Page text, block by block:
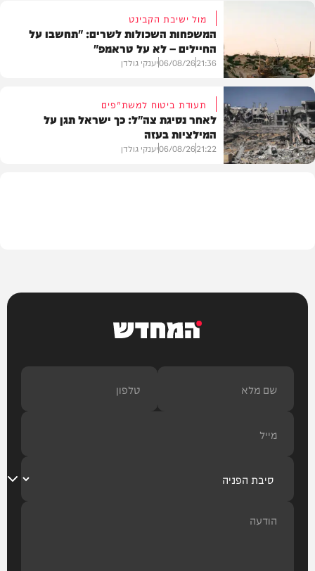
חדשות
צבא וביטחון
מול ישיבת הקבינט
המשפחות השכולות לשרים: "תחשבו על
החיילים – לא על טראמפ"
21:36
06/08/26יענקי גולדן
תעודת ביטוח למשת"פים
לאחר נסיגת צה"ל: כך ישראל תגן על
המילציות בעזה
21:22
06/08/26יענקי גולדן
המחדש